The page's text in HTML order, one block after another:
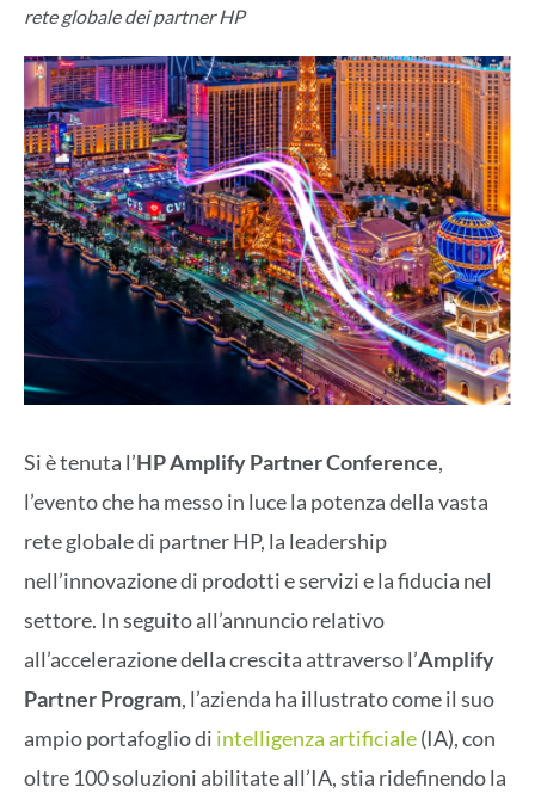
rete globale dei partner HP
Si è tenuta l’HP Amplify Partner Conference,
l’evento che ha messo in luce la potenza della vasta
rete globale di partner HP, la leadership
nell’innovazione di prodotti e servizi e la fiducia nel
settore. In seguito all’annuncio relativo
all’accelerazione della crescita attraverso l’Amplify
Partner Program, l’azienda ha illustrato come il suo
ampio portafoglio di intelligenza artificiale(IA), con
oltre 100 soluzioni abilitate all’IA, stia ridefinendo la